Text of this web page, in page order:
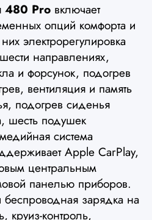
480 Pro включает
опций комфорта и
электрорегулировка
направлениях,
и форсунок, подогрев
вентиляция и память
подогрев сиденья
шесть подушек
система
Apple CarPlay,
центральным
панелью приборов.
зарядка на
круиз-контроль,